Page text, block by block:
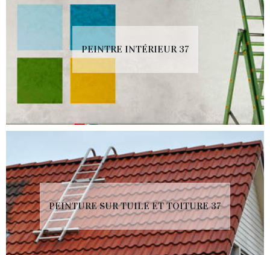
PEINTRE INTÉRIEUR 37
PEINTURE SUR TUILE ET TOITURE 37